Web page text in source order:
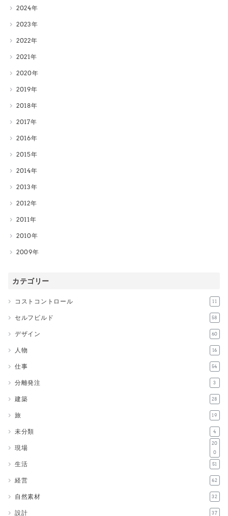
2024
2023
2022
2021
2020
2019
2018
2017
2016
2015
2014
2013
2012
2011
2010
2009
カテゴリー
コストコントロール 11
セルフビルド 58
デザイン 60
人物 16
仕事 54
分離発注 3
建築 28
旅 19
未分類 4
現場
20
0
生活 51
経営 62
自然素材 32
設計 37